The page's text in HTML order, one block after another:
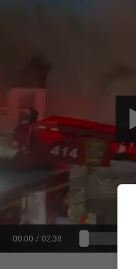
00:00 / 02:38